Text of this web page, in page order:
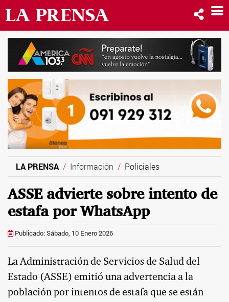
LA PRENSA Información Policiales
ASSE advierte sobre intento de
estafa por WhatsApp
Publicado: Sábado, 10 Enero 2026
La Administración de Servicios de Salud del
Estado (ASSE) emitió una advertencia a la
población por intentos de estafa que se están